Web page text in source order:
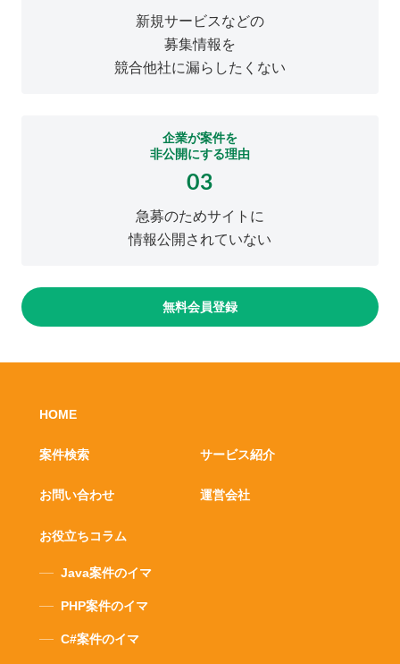
新規サービスなどの
募集情報を
競合他社に漏らしたくない
企業が案件を
非公開にする理由
03
急募のためサイトに
情報公開されていない
無料会員登録
HOME
案件検索 サービス紹介
運営会社
お問い合わせ
お役立ちコラム
Java案件のイマ
PHP案件のイマ
C#案件のイマ